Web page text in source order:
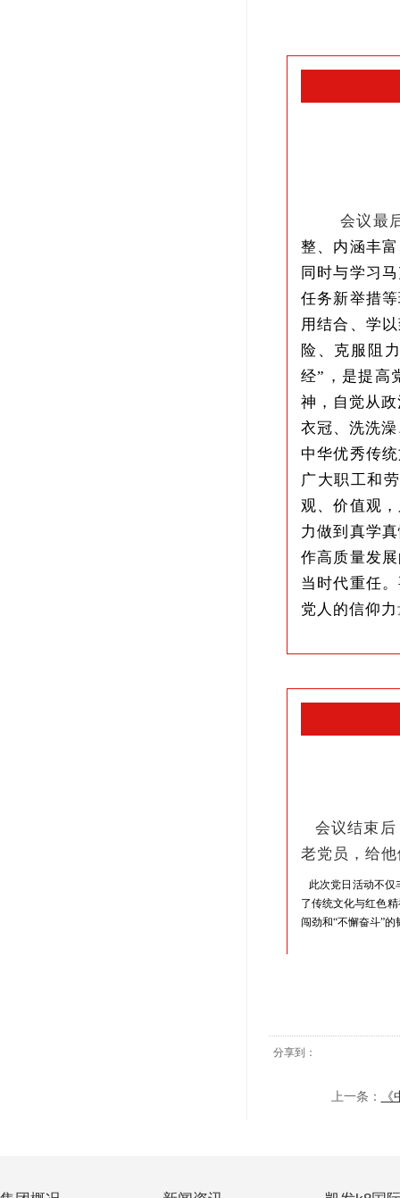
会议最
整、内涵丰
同 时与学习
任务新举措
用结合、学
险、克服阻
经”，是提高
神，自觉从
衣冠、洗洗
中华优秀传
广大职工和
观、价值观
力做到真学
作高质量发
当时代重任
党人的信仰
会议结束后
老党员，给
此次党日活动不仅
了传统文化与红色
闯劲和“不懈奋斗”
分享到：
上一条：